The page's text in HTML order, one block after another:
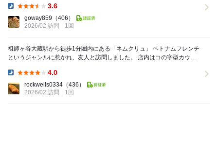
3.6
goway859 （406）
2026/02 訪問
1回
祖師ヶ谷大蔵駅から徒歩1分圏内にある「ネムクリュ」 ベトナムフレンチ
というジャンルに惹かれ、友人と訪問しました。 店内はコの字型カウン
4.0
rockwells0334 （436）
2026/02 訪問
1回